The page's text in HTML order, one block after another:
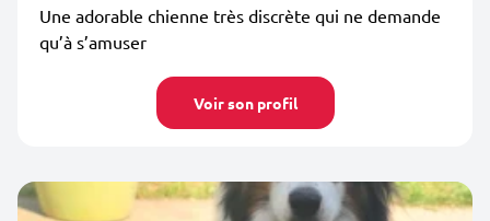
Une adorable chienne très discrète qui ne demande
qu’à s’amuser
Voir son profil